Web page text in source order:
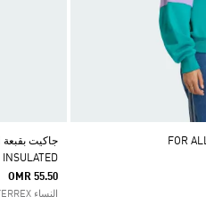
INSULATED
OMR 55.50
النساء TERREX